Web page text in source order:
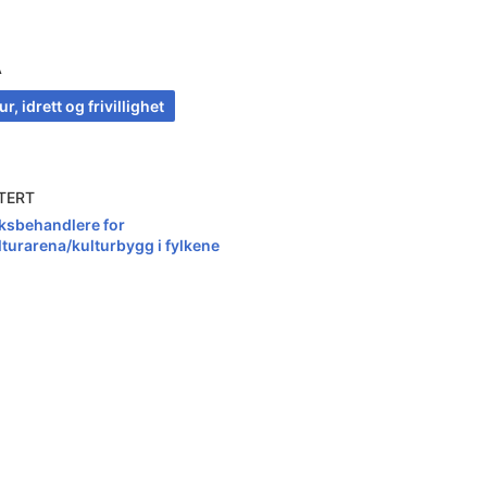
idrett og frivillighet
for
kulturbygg i fylkene